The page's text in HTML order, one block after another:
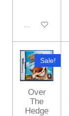
In winkelwagen
Sale!
Over
The
Hedge